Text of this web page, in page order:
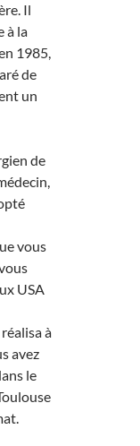
Il
à la
1985,
de
un
de
vous
USA
à
avez
le